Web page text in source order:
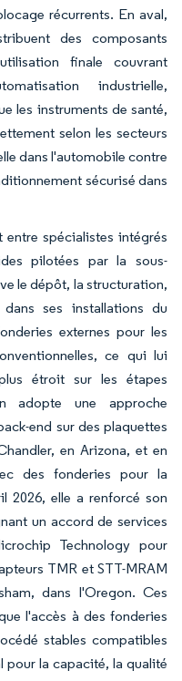
récurrents. En aval,
des composants
finale couvrant
industrielle,
les instruments de santé,
selon les secteurs
dans l'automobile contre
sécurisé dans
spécialistes intégrés
pilotées par la sous-
le dépôt, la structuration,
ses installations du
externes pour les
ce qui lui
étroit sur les étapes
adopte une approche
end sur des plaquettes
en Arizona, et en
des fonderies pour la
2026, elle a renforcé son
un accord de services
Technology pour
TMR et STT-MRAM
dans l'Oregon. Ces
l'accès à des fonderies
stables compatibles
pour la capacité, la qualité